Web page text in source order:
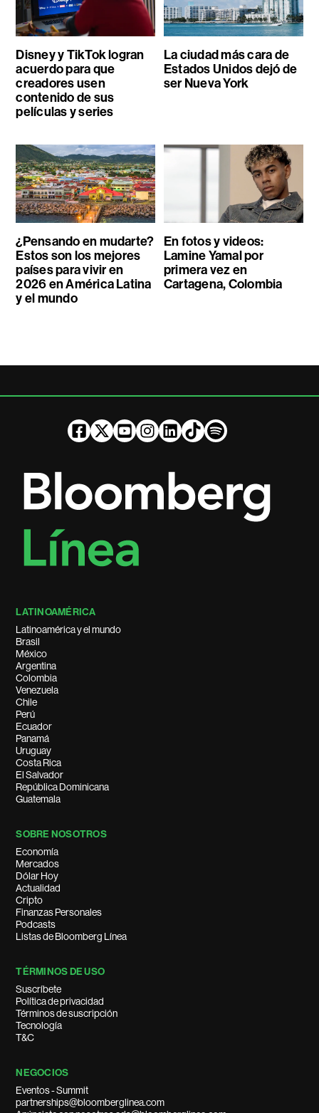
Disney y TikTok logran
acuerdo para que
creadores usen
contenido de sus
películas y series
La ciudad más cara de
Estados Unidos dejó de
ser Nueva York
¿Pensando en mudarte?
Estos son los mejores
países para vivir en
2026 en América Latina
y el mundo
En fotos y videos:
Lamine Yamal por
primera vez en
Cartagena, Colombia
LATINOAMÉRICA
Latinoamérica y el mundo
Brasil
México
Argentina
Colombia
Venezuela
Chile
Perú
Ecuador
Panamá
Uruguay
Costa Rica
El Salvador
República Dominicana
Guatemala
SOBRE NOSOTROS
Economía
Mercados
Dólar Hoy
Actualidad
Cripto
Finanzas Personales
Podcasts
Listas de Bloomberg Línea
TÉRMINOS DE USO
Suscríbete
Política de privacidad
Términos de suscripción
Tecnología
T&C
NEGOCIOS
Eventos - Summit
partnerships@bloomberglinea.com